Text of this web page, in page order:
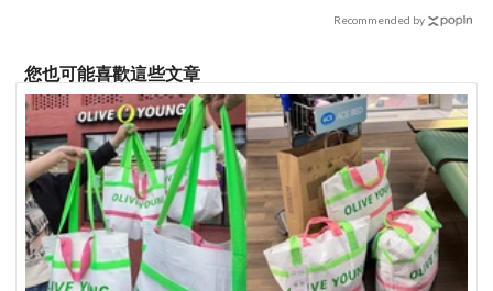
Recommended by
您也可能喜歡這些文章